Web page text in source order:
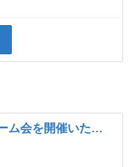
２月5日 トキワ街インドアゲーム会を開催いたしました